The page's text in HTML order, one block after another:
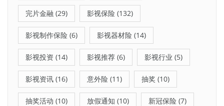
完片金融 (29) 影视保险 (132)
影视制作保险 (6) 影视器材险 (14)
影视投资 (14) 影视推荐 (6) 影视行业 (5)
影视资讯 (16) 意外险 (11) 抽奖 (10)
抽奖活动 (10) 放假通知 (10) 新冠保险 (7)